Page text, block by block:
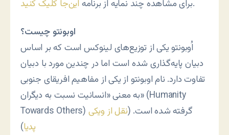
برای مشاهده چند نمایه از برنامه این‌جا کلیک کنید .
اوبونتو چیست؟
اُوبونتو یکی از توزیع‌های لینوکس است که بر اساس
دبیان پایه‌گذاری شده است اما در چندین مورد با دبیان
تفاوت دارد. نام اوبونتو از یکی از مفاهیم افریقای جنوبی
به معنی «انسانیت نسبت به دیگران» (Humanity
Towards Others) گرفته شده است. (نقل از ویکی
پدیا)